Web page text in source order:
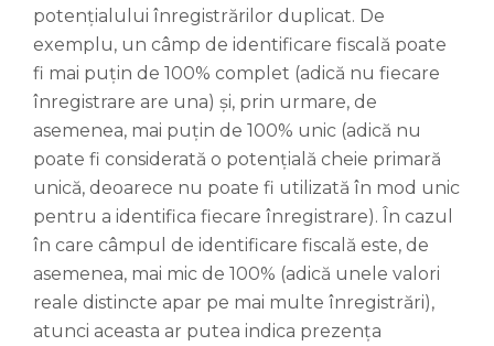
potențialului înregistrărilor duplicat. De
exemplu, un câmp de identificare fiscală poate
fi mai puțin de 100% complet (adică nu fiecare
înregistrare are una) și, prin urmare, de
asemenea, mai puțin de 100% unic (adică nu
poate fi considerată o potențială cheie primară
unică, deoarece nu poate fi utilizată în mod unic
pentru a identifica fiecare înregistrare). În cazul
în care câmpul de identificare fiscală este, de
asemenea, mai mic de 100% (adică unele valori
reale distincte apar pe mai multe înregistrări),
atunci aceasta ar putea indica prezența